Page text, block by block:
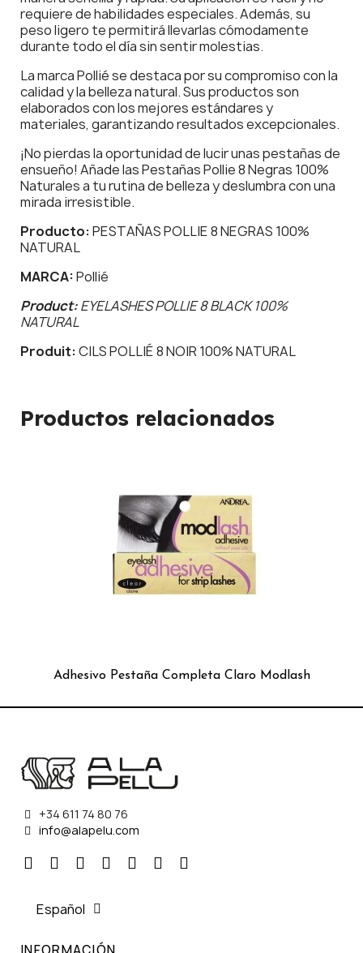
requiere de habilidades especiales. Además, su
peso ligero te permitirá llevarlas cómodamente
durante todo el día sin sentir molestias.
La marca Pollié se destaca por su compromiso con la
calidad y la belleza natural. Sus productos son
elaborados con los mejores estándares y
materiales, garantizando resultados excepcionales.
¡No pierdas la oportunidad de lucir unas pestañas de
ensueño! Añade las Pestañas Pollie 8 Negras 100%
Naturales a tu rutina de belleza y deslumbra con una
mirada irresistible.
Producto:PESTAÑAS POLLIE 8 NEGRAS 100%
NATURAL
MARCA:Pollié
Product:EYELASHES POLLIE 8 BLACK 100%
NATURAL
Produit:CILS POLLIÉ 8 NOIR 100% NATURAL
Productos relacionados
Adhesivo Pestaña Completa Claro Modlash
+34 611 74 80 76
info@alapelu.com
Español